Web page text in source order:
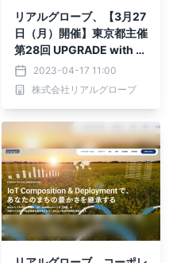
リアルグローブ、【3月27
日（月）開催】東京都主催
第28回 UPGRADE with T
OKYO「先端技術を活用し
た、都民の防災意識向上に
資するコンテンツの開発」
2023-04-17 11:00
株式会社リアルグローブ